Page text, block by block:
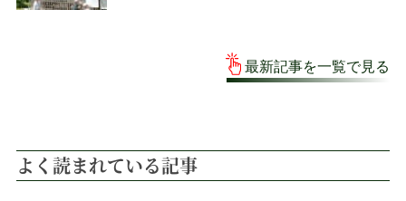
最新記事を一覧で見る
よく読まれている記事